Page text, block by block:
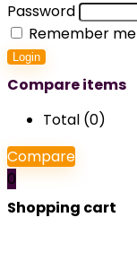
Password
Remember me
Login
Compare items
Total (0)
Compare
0
Shopping cart